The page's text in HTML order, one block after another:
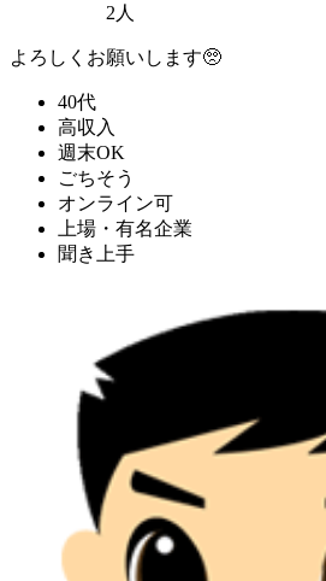
2人
よろしくお願いします🥺
40代
高収入
週末OK
ごちそう
オンライン可
上場・有名企業
聞き上手